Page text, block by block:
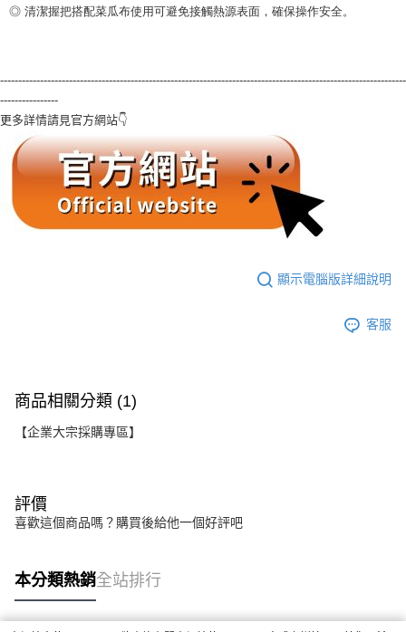
◎ 清潔握把搭配菜瓜布使用可避免接觸熱源表面，確保操作安全。
----------------------------------------------------------------------------------------------------------------
----------------
更多詳情請見官方網站👇
顯示電腦版詳細說明
客服
商品相關分類 (1)
【企業大宗採購專區】
評價
喜歡這個商品嗎？購買後給他一個好評吧
本分類熱銷全站排行